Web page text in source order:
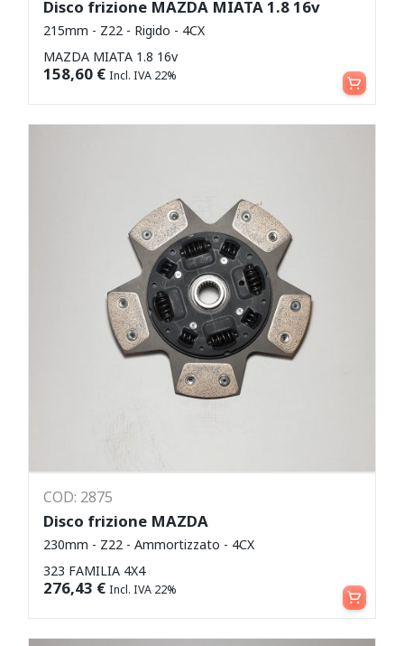
Disco frizione MAZDA MIATA 1.8 16v
215mm - Z22 - Rigido - 4CX
MAZDA MIATA 1.8 16v
158,60 € Incl. IVA 22% Aggiungi al carrello
COD: 2875
Disco frizione MAZDA
230mm - Z22 - Ammortizzato - 4CX
323 FAMILIA 4X4
276,43 € Incl. IVA 22% Aggiungi al carrello